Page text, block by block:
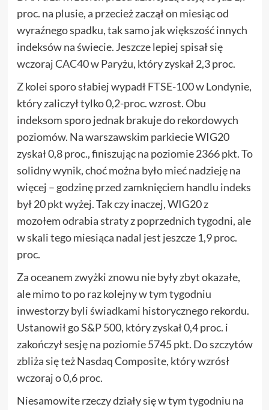
proc. na plusie, a przecież zaczął on miesiąc od
wyraźnego spadku, tak samo jak większość innych
indeksów na świecie. Jeszcze lepiej spisał się
wczoraj CAC40 w Paryżu, który zyskał 2,3 proc.
Z kolei sporo słabiej wypadł FTSE-100 w Londynie,
który zaliczył tylko 0,2-proc. wzrost. Obu
indeksom sporo jednak brakuje do rekordowych
poziomów. Na warszawskim parkiecie WIG20
zyskał 0,8 proc., finiszując na poziomie 2366 pkt. To
solidny wynik, choć można było mieć nadzieję na
więcej – godzinę przed zamknięciem handlu indeks
był 20 pkt wyżej. Tak czy inaczej, WIG20 z
mozołem odrabia straty z poprzednich tygodni, ale
w skali tego miesiąca nadal jest jeszcze 1,9 proc.
proc.
Za oceanem zwyżki znowu nie były zbyt okazałe,
ale mimo to po raz kolejny w tym tygodniu
inwestorzy byli świadkami historycznego rekordu.
Ustanowił go S&P 500, który zyskał 0,4 proc. i
zakończył sesję na poziomie 5745 pkt. Do szczytów
zbliża się też Nasdaq Composite, który wzrósł
wczoraj o 0,6 proc.
Niesamowite rzeczy działy się w tym tygodniu na